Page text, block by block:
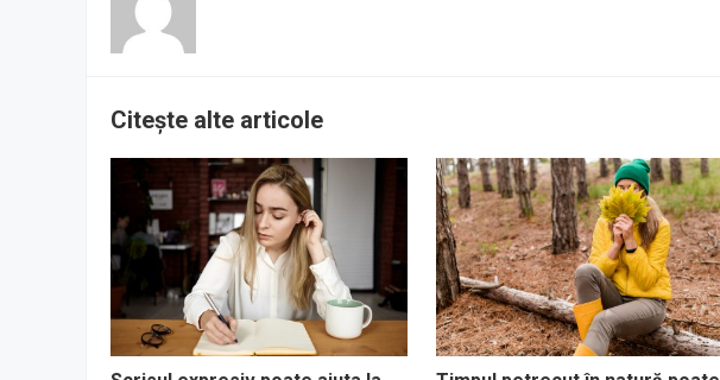
Citește alte articole